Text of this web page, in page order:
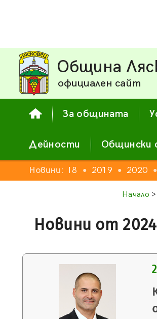
Община
официален сайт
За общината
Дейности Общински
Новини:
2017 ● 2018 ● 2019 ● 2020 ●
Начало
Новини от